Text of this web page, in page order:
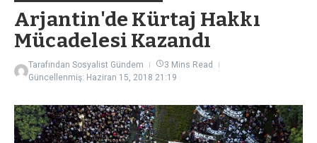
Arjantin'de Kürtaj Hakkı
Mücadelesi Kazandı
Tarafından Sosyalist Gündem
3 Mins Read
Güncellenmiş: Haziran 15, 2018 21:19